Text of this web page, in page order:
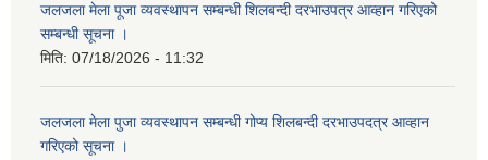
जलजला मेला पूजा व्यवस्थापन सम्बन्धी शिलबन्दी दरभाउपत्र आव्हान गरिएको
सम्बन्धी सूचना ।
मिति: 07/18/2026 - 11:32
जलजला मेला पुजा व्यवस्थापन सम्बन्धी गोप्य शिलबन्दी दरभाउपदत्र आव्हान
गरिएको सूचना ।